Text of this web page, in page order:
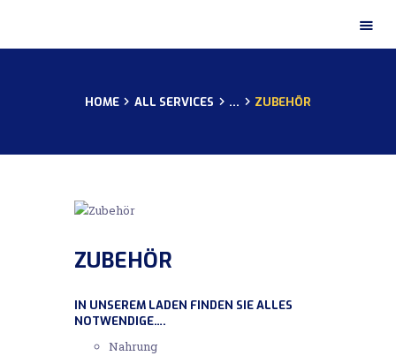
HOME ALL SERVICES ... ZUBEHÖR
HOME
DATENSCHUTZ
ZUBEHÖR
IN UNSEREM LADEN FINDEN SIE ALLES
NOTWENDIGE….
Nahrung